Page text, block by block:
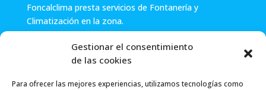
Gestionar el consentimiento
de las cookies
Para ofrecer las mejores experiencias, utilizamos tecnologías como
Foncalclima presta servicios de Fontanería y
Climatización en la zona.
Especialistas en sistemas de Osmosis.
Pide presupuesto sin compromiso o llámanos y haz tu
consulta.